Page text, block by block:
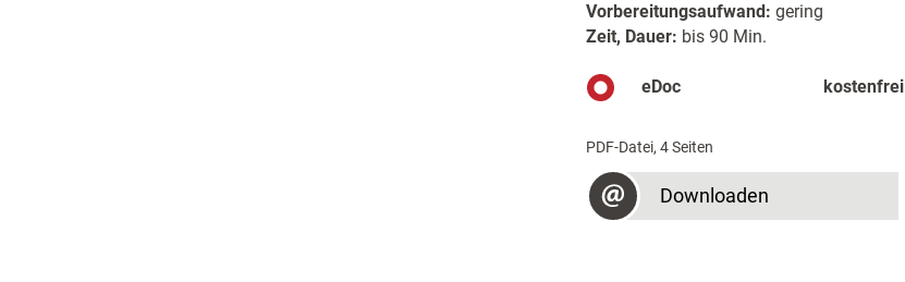
Vorbereitungsaufwand: gering
Zeit, Dauer: bis 90 Min.
eDoc kostenfrei
PDF-Datei, 4 Seiten
Downloaden